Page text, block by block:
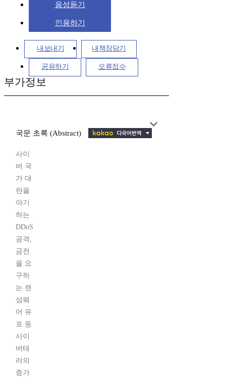
음성듣기
인용하기
내보내기 내책장담기
공유하기 오류접수
부가정보
국문 초록 (Abstract)
사이
버 국
가 대
란을
야기
하는
DDoS
공격,
금전
을 요
구하
는 랜
섬웨
어 유
포 등
사이
버테
러의
증가